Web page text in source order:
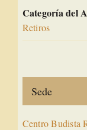
Categoría del
Retiros
Sede
Centro Budista